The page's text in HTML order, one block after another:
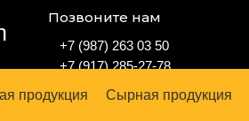
Позвоните нам
+7 (987) 263 03 50
+7 (917) 285-27-78
продукция Сырная продукция